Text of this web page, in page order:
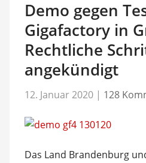
Demo gegen
Gigafactory in
Rechtliche
angekündigt
12. Januar 2020 | 128
Das Land Brandenburg